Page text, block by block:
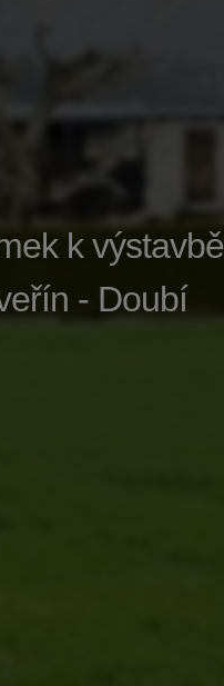
k výstavbě
- Doubí